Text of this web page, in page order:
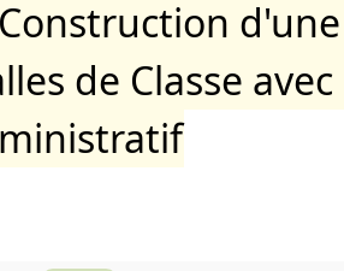
Construction
de Classe